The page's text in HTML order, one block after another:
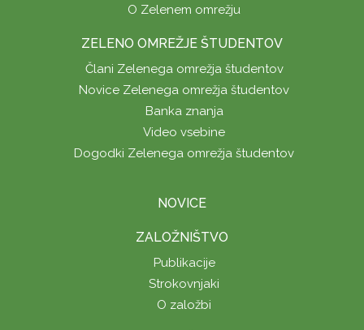
O Zelenem omrežju
ZELENO OMREŽJE ŠTUDENTOV
Člani Zelenega omrežja študentov
Novice Zelenega omrežja študentov
Banka znanja
Video vsebine
Dogodki Zelenega omrežja študentov
NOVICE
ZALOŽNIŠTVO
Publikacije
Strokovnjaki
O založbi